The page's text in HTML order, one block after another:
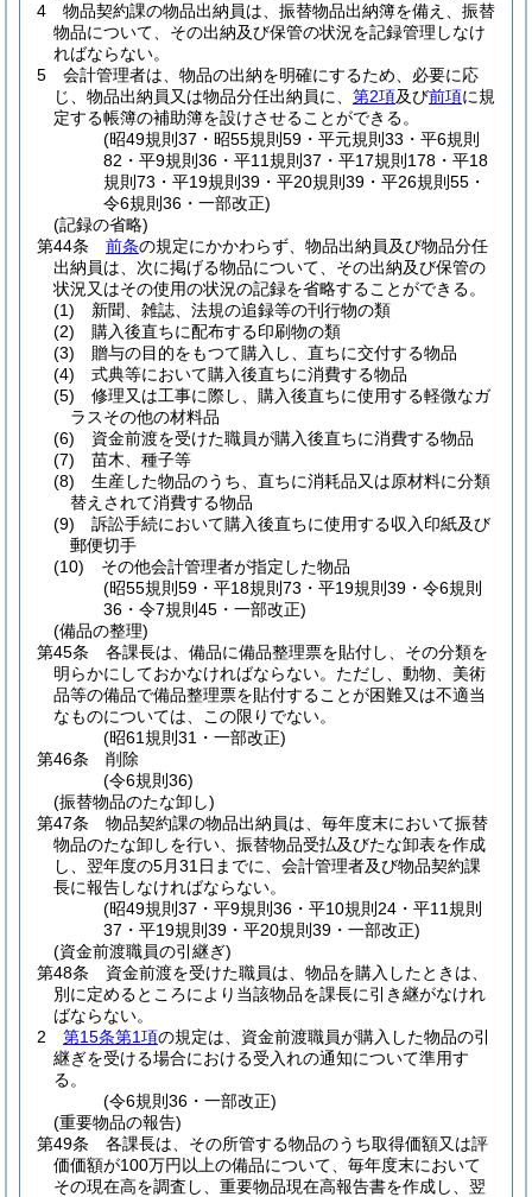
4
物品契約課の物品出納員は、振替物品出納簿を備え、振替
物品について、その出納及び保管の状況を記録管理しなけ
ればならない。
5
会計管理者は、物品の出納を明確にするため、必要に応
じ、物品出納員又は物品分任出納員に、 第2項及び前項に規
定する帳簿の補助簿を設けさせることができる。
(昭49規則37・昭55規則59・平元規則33・平6規則
82・平9規則36・平11規則37・平17規則178・平18
規則73・平19規則39・平20規則39・平26規則55・
令6規則36・一部改正)
(記録の省略)
第44条
前条の規定にかかわらず、物品出納員及び物品分任
出納員は、次に掲げる物品について、その出納及び保管の
状況又はその使用の状況の記録を省略することができる。
(1)
新聞、雑誌、法規の追録等の刊行物の類
(2)
購入後直ちに配布する印刷物の類
(3)
贈与の目的をもつて購入し、直ちに交付する物品
(4)
式典等において購入後直ちに消費する物品
(5)
修理又は工事に際し、購入後直ちに使用する軽微なガ
ラスその他の材料品
(6)
資金前渡を受けた職員が購入後直ちに消費する物品
(7)
苗木、種子等
(8)
生産した物品のうち、直ちに消耗品又は原材料に分類
替えされて消費する物品
(9)
訴訟手続において購入後直ちに使用する収入印紙及び
郵便切手
(10)
その他会計管理者が指定した物品
(昭55規則59・平18規則73・平19規則39・令6規則
36・令7規則45・一部改正)
(備品の整理)
第45条
各課長は、備品に備品整理票を貼付し、その分類を
明らかにしておかなければならない。 ただし、動物、美術
品等の備品で備品整理票を貼付することが困難又は不適当
なものについては、この限りでない。
(昭61規則31・一部改正)
第46条
削除
(令6規則36)
(振替物品のたな卸し)
第47条
物品契約課の物品出納員は、毎年度末において振替
物品のたな卸しを行い、振替物品受払及びたな卸表を作成
し、翌年度の5月31日までに、会計管理者及び物品契約課
長に報告しなければならない。
(昭49規則37・平9規則36・平10規則24・平11規則
37・平19規則39・平20規則39・一部改正)
(資金前渡職員の引継ぎ)
第48条
資金前渡を受けた職員は、物品を購入したときは、
別に定めるところにより当該物品を課長に引き継がなけれ
ばならない。
2
第15条第1項の規定は、資金前渡職員が購入した物品の引
継ぎを受ける場合における受入れの通知について準用す
る。
(令6規則36・一部改正)
(重要物品の報告)
第49条
各課長は、その所管する物品のうち取得価額又は評
価価額が100万円以上の備品について、毎年度末において
その現在高を調査し、重要物品現在高報告書を作成し、翌